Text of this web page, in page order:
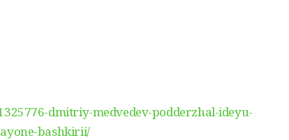
dmitriy-medvedev-podderzhal-ideyu-
bashkirii/